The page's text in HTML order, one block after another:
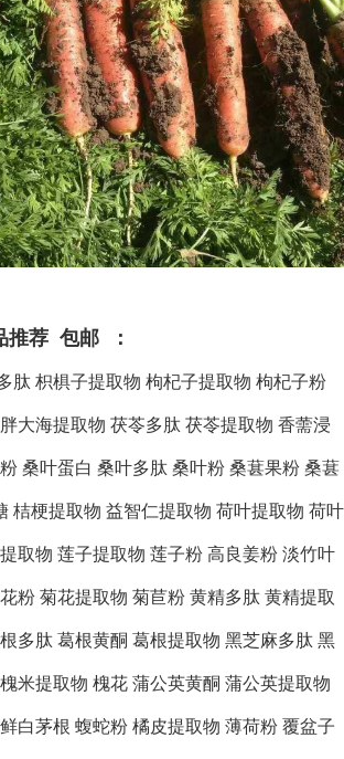
推荐 包邮 ：
肽 枳椇子提取物 枸杞子提取物 枸杞子粉
胖大海提取物 茯苓多肽 茯苓提取物 香薷浸
桑叶蛋白 桑叶多肽 桑叶粉 桑葚果粉 桑葚
桔梗提取物 益智仁提取物 荷叶提取物 荷叶
取物 莲子提取物 莲子粉 高良姜粉 淡竹叶
粉 菊花提取物 菊苣粉 黄精多肽 黄精提取
多肽 葛根黄酮 葛根提取物 黑芝麻多肽 黑
槐米提取物 槐花 蒲公英黄酮 蒲公英提取物
鲜白茅根 蝮蛇粉 橘皮提取物 薄荷粉 覆盆子